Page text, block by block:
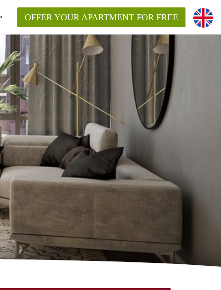
OFFER YOUR APARTMENT FOR FREE